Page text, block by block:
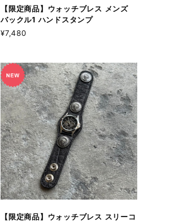
【限定商品】ウォッチブレス メンズ
バックル1 ハンドスタンプ
¥7,480
【限定商品】ウォッチブレス スリーコ